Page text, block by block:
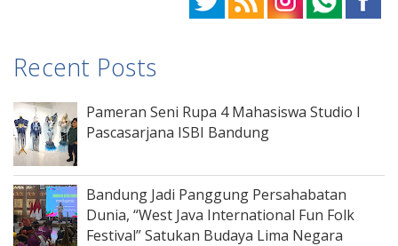
Recent Posts
Pameran Seni Rupa 4 Mahasiswa Studio I
Pascasarjana ISBI Bandung
Bandung Jadi Panggung Persahabatan
Dunia, “West Java International Fun Folk
Festival” Satukan Budaya Lima Negara